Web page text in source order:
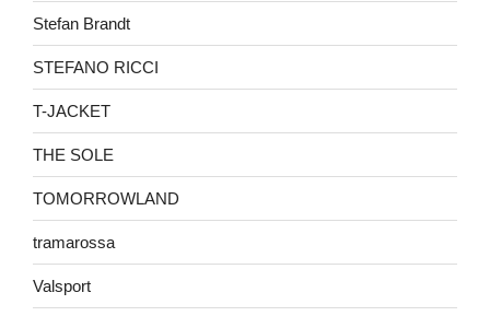
Stefan Brandt
STEFANO RICCI
T-JACKET
THE SOLE
TOMORROWLAND
tramarossa
Valsport